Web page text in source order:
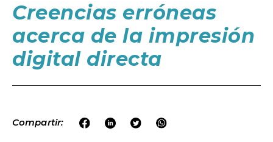
Creencias erróneas
acerca de la impresión
digital directa
Compartir: